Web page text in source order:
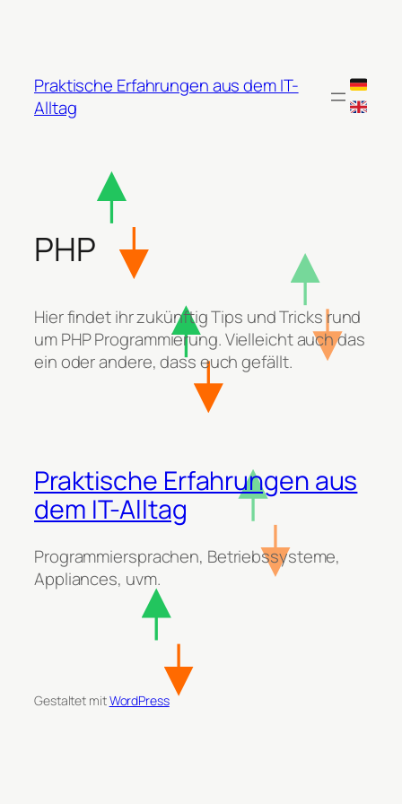
Praktische Erfahrungen aus dem IT-
Alltag
PHP
Hier findet ihr zukünftig Tips und Tricks rund
um PHP Programmierung. Vielleicht auch das
ein oder andere, dass euch gefällt.
Praktische Erfahrungen aus
dem IT-Alltag
Programmiersprachen, Betriebssysteme,
Appliances, uvm.
Gestaltet mitWordPress